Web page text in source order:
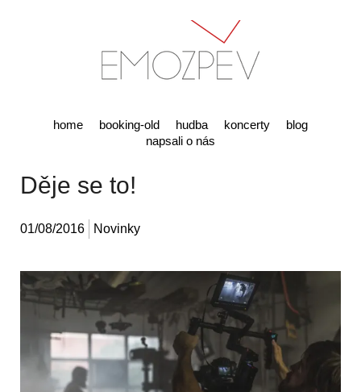
home booking-old hudba koncerty
blog
napsali o nás
Děje se to!
01/08/2016 Novinky